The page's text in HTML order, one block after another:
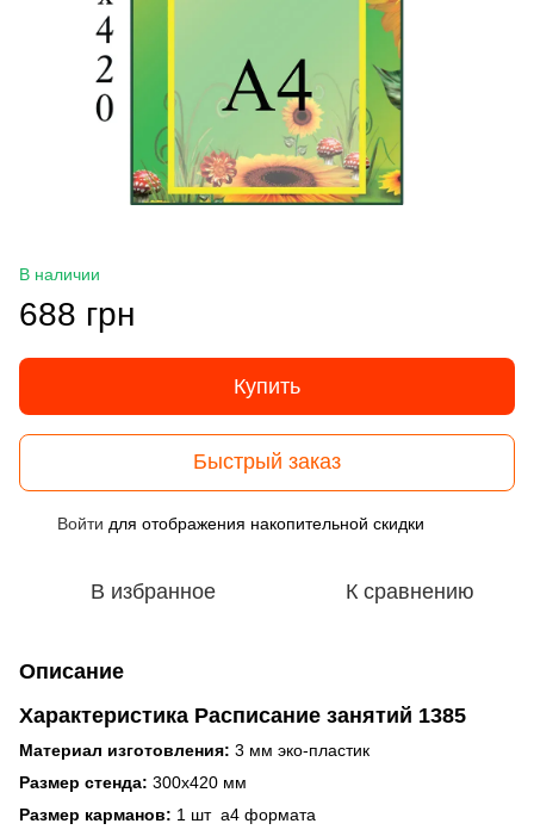
В наличии
688 грн
Купить
Быстрый заказ
Войти для отображения накопительной скидки
В избранное К сравнению
Описание
Характеристика Расписание занятий 1385
Материал изготовления: 3 мм эко-пластик
Размер стенда: 300х420 мм
Размер карманов: 1 шт а4 формата